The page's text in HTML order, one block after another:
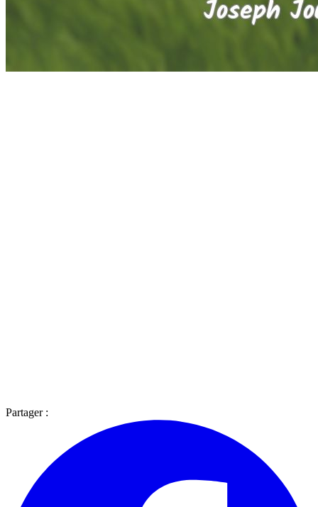
Partager :